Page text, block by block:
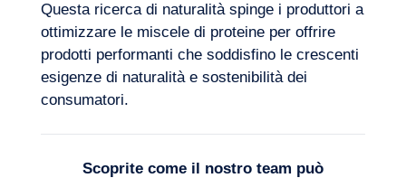
Questa ricerca di naturalità spinge i produttori a
ottimizzare le miscele di proteine per offrire
prodotti performanti che soddisfino le crescenti
esigenze di naturalità e sostenibilità dei
consumatori.
Scoprite come il nostro team può